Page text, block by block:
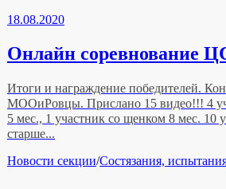
18.08.2020
Онлайн соревнование
Итоги и награждение победителей.
МООиРовцы. Прислано 15 видео!!! 4
5 мес., 1 участник со щенком 8 мес. 10
старше...
Рубрики
Новости секции/Состязания,